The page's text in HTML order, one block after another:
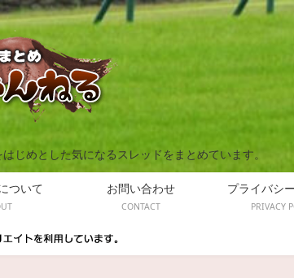
じめとした気になるスレッドをまとめています。
ついて お問い合わせ
CONTACT
プライバシ
PRIVACY